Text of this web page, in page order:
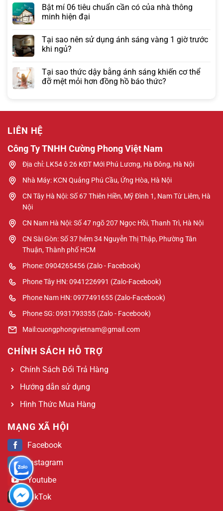
Bật mí 06 tiêu chuẩn cần có của nhà thông
minh hiện đại
Tại sao nên sử dụng ánh sáng vàng 1 giờ trước
khi ngủ?
Tại sao thức dậy bằng ánh sáng khiến cơ thể
đỡ mệt mỏi hơn đồng hồ báo thức?
LIÊN HỆ
Công Ty TNHH Cường Phong Việt Nam
Địa chỉ: LK54 ô 26 KĐT Mới Phú Lương, Hà Đông, Hà Nội
Nhà Máy: KCN Quảng Phú Cầu, Ứng Hòa, Hà Nội
CN Tây Hà Nội: Số 67 Thiên Hiền, Mỹ Đình 1, Nam Từ Liêm, Hà
Nội
CN Nam Hà Nội: Số 47 ngõ 207 Ngọc Hồi, Thanh Trì, Hà Nội
CN Sài Gòn: Số 37 hẻm 34 Nguyễn Thị Thập, Phường Tân
Thuận, Thành phố HCM
Phone: 0904265456 (Zalo - Facebook)
Phone Tây HN: 0941226991 (Zalo-Facebook)
Phone Nam HN: 0977491655 (Zalo-Facebook)
Phone SG: 0931793355 (Zalo - Facebook)
Mail:cuongphongvietnam@gmail.com
CHÍNH SÁCH HỖ TRỢ
Chính Sách Đổi Trả Hàng
Hướng dẫn sử dụng
Hình Thức Mua Hàng
MẠNG XÃ HỘI
Facebook
Instagram
Youtube
TikTok